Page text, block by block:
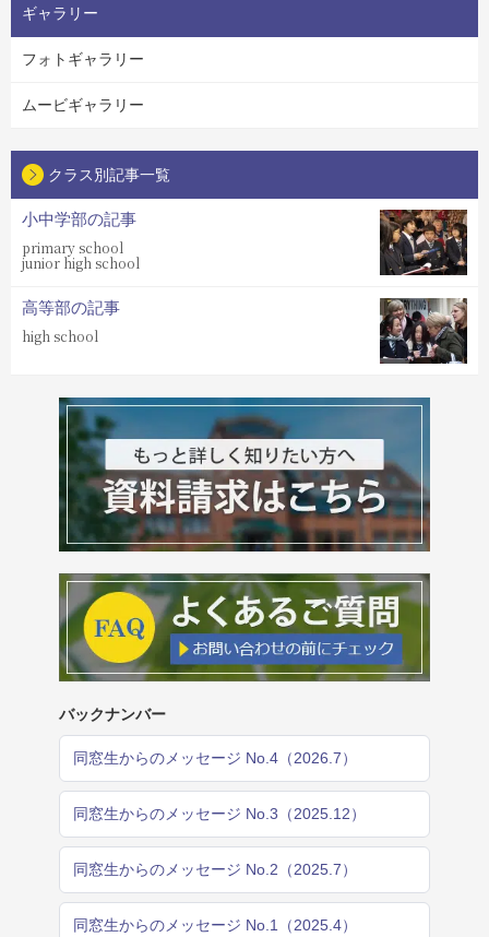
ギャラリー
フォトギャラリー
ムービギャラリー
クラス別記事一覧
小中学部の記事
primary school
junior high school
高等部の記事
high school
バックナンバー
同窓生からのメッセージ No.4（2026.7）
同窓生からのメッセージ No.3（2025.12）
同窓生からのメッセージ No.2（2025.7）
同窓生からのメッセージ No.1（2025.4）